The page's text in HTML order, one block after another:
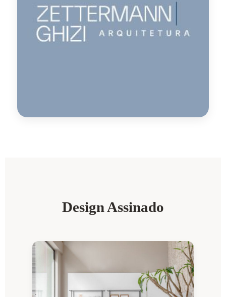
Design Assinado